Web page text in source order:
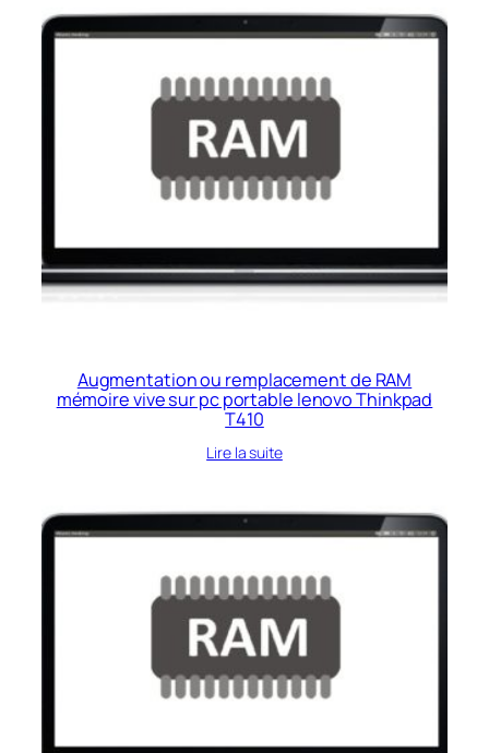
Augmentation ou remplacement de RAM
mémoire vive sur pc portable lenovo Thinkpad
T410
Lire la suite